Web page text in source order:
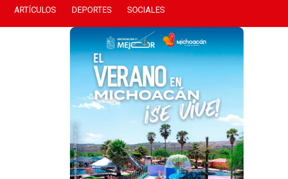
ARTÍCULOS DEPORTES SOCIALES